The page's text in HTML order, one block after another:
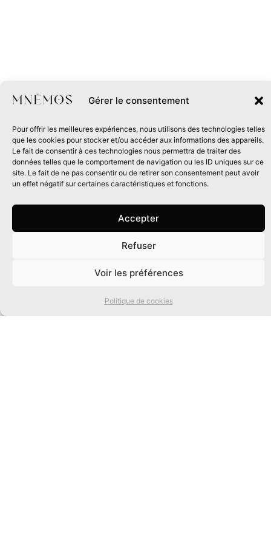
Gérer le consentement
Pour offrir les meilleures expériences, nous utilisons des technologies telles
que les cookies pour stocker et/ou accéder aux informations des appareils.
Le fait de consentir à ces technologies nous permettra de traiter des
données telles que le comportement de navigation ou les ID uniques sur ce
site. Le fait de ne pas consentir ou de retirer son consentement peut avoir
un effet négatif sur certaines caractéristiques et fonctions.
Accepter
Refuser
Voir les préférences
Politique de cookies